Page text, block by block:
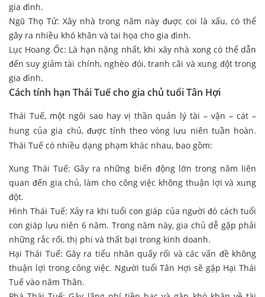
gia đình.
Ngũ Thọ Tử: Xây nhà trong năm này được coi là xấu, có thể
gây ra nhiều khó khăn và tai họa cho gia đình.
Lục Hoang Ốc: Là hạn nặng nhất, khi xây nhà xong có thể dẫn
đến suy giảm tài chính, nghèo đói, tranh cãi và xung đột trong
gia đình.
Cách tính hạn Thái Tuế cho gia chủ tuổi Tân Hợi
Thái Tuế, một ngôi sao hay vị thần quản lý tài – vận – cát –
hung của gia chủ, được tính theo vòng lưu niên tuần hoàn.
Thái Tuế có nhiều dạng phạm khác nhau, bao gồm:
Xung Thái Tuế: Gây ra những biến động lớn trong năm liên
quan đến gia chủ, làm cho công việc không thuận lợi và xung
đột.
Hình Thái Tuế: Xảy ra khi tuổi con giáp của người đó cách tuổi
con giáp lưu niên 6 năm. Trong năm này, gia chủ dễ gặp phải
những rắc rối, thị phi và thất bại trong kinh doanh.
Hại Thái Tuế: Gây ra tiểu nhân quấy rối và các vấn đề không
thuận lợi trong công việc. Người tuổi Tân Hợi sẽ gặp Hại Thái
Tuế vào năm Thân.